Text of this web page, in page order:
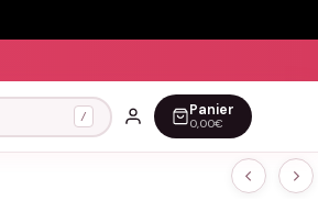
/ Panier
0,00€